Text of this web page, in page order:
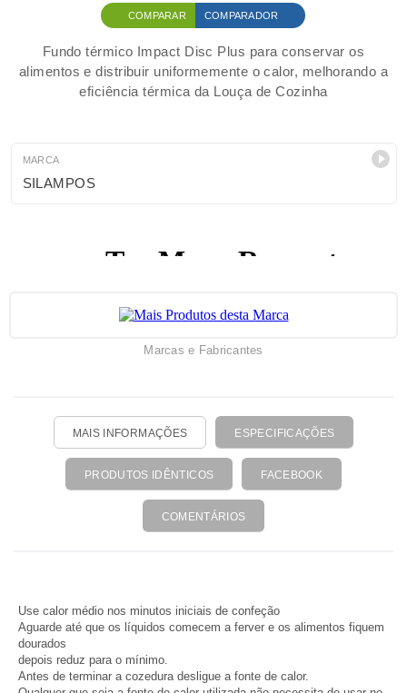
COMPARAR COMPARADOR
Fundo térmico Impact Disc Plus para conservar os
alimentos e distribuir uniformemente o calor, melhorando a
eficiência térmica da Louça de Cozinha
MARCA
SILAMPOS
Marcas e Fabricantes
MAIS INFORMAÇÕES ESPECIFICAÇÕES
PRODUTOS IDÊNTICOS FACEBOOK
COMENTÁRIOS
Use calor médio nos minutos iniciais de confeção
Aguarde até que os líquidos comecem a ferver e os alimentos fiquem
dourados
depois reduz para o mínimo.
Antes de terminar a cozedura desligue a fonte de calor.